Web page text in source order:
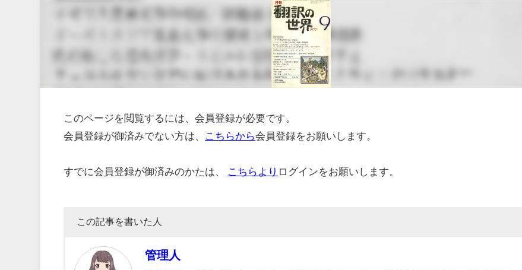
このページを閲覧するには、会員登録が必要です。
会員登録が御済みでない方は、
こちらから会員登録をお願いします。
すでに会員登録が御済みのかたは、 こちらより ログインをお願いします。
この記事を書いた人
管理人